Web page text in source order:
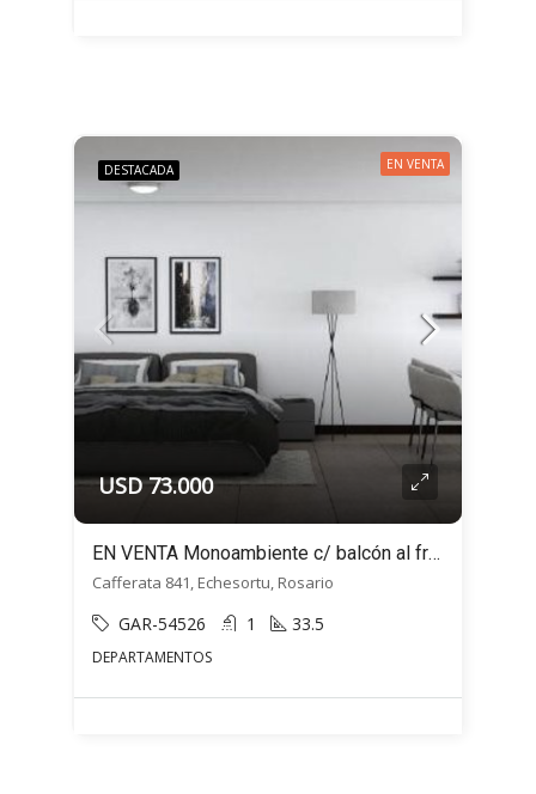
DESTACADA EN VENTA
USD 73.000
EN VENTA Monoambiente c/ balcón al frente- Cafferata 800 – Echesortu, Rosario
Cafferata 841, Echesortu, Rosario
GAR-54526 1 33.5
DEPARTAMENTOS